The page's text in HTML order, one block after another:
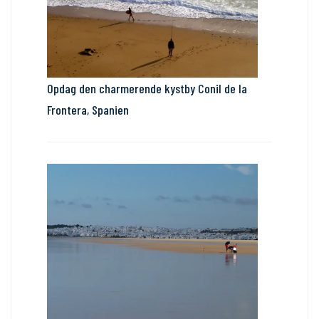
Opdag den charmerende kystby Conil de la
Frontera, Spanien